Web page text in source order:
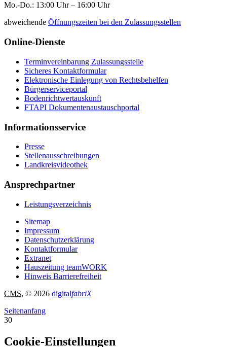
Mo.-Do.: 13:00 Uhr – 16:00 Uhr
abweichende Öffnungszeiten bei den Zulassungsstellen
Online-Dienste
Terminvereinbarung Zulassungsstelle
Sicheres Kontaktformular
Elektronische Einlegung von Rechtsbehelfen
Bürgerserviceportal
Bodenrichtwertauskunft
FTAPI Dokumentenaustauschportal
Informationsservice
Presse
Stellenausschreibungen
Landkreisvideothek
Ansprechpartner
Leistungsverzeichnis
Sitemap
Impressum
Datenschutzerklärung
Kontaktformular
Extranet
Hauszeitung teamWORK
Hinweis Barrierefreiheit
CMS, © 2026 digitalfabriX
Seitenanfang
30
Cookie-Einstellungen